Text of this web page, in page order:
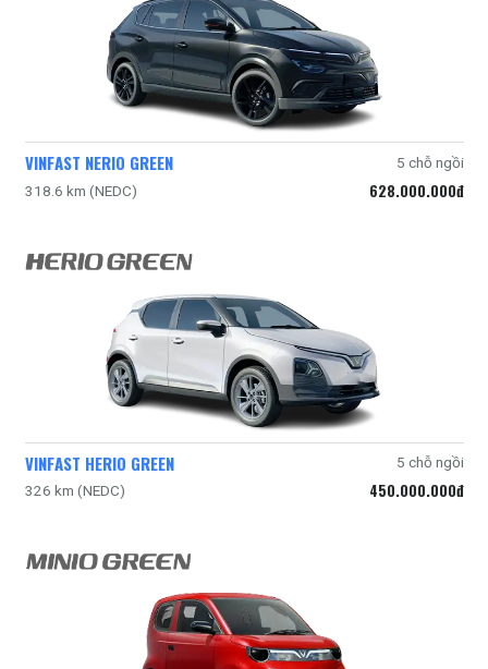
VINFAST NERIO GREEN
5 chỗ ngồi
318.6 km (NEDC)
628.000.000đ
VINFAST HERIO GREEN
5 chỗ ngồi
326 km (NEDC)
450.000.000đ